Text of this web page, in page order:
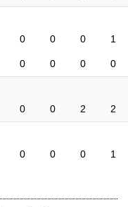
0 0 0 1
0 0 0 0
0 0 2 2
0 0 0 1